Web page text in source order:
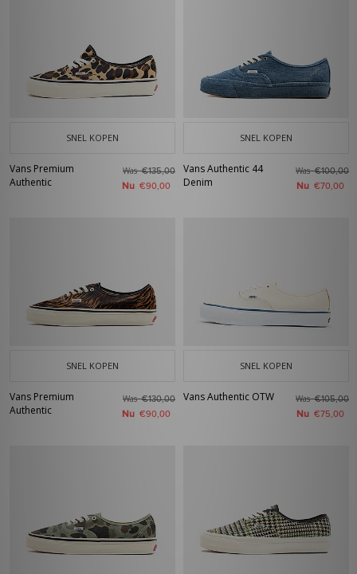
SNEL KOPEN
Vans Premium
Authentic
Was€135,00
Nu €90,00
SNEL KOPEN
Vans Authentic 44
Denim
Was€100,00
Nu €70,00
SNEL KOPEN
Vans Premium
Authentic
Was€130,00
Nu €90,00
SNEL KOPEN
Vans Authentic OTW Was€105,00
Nu €75,00